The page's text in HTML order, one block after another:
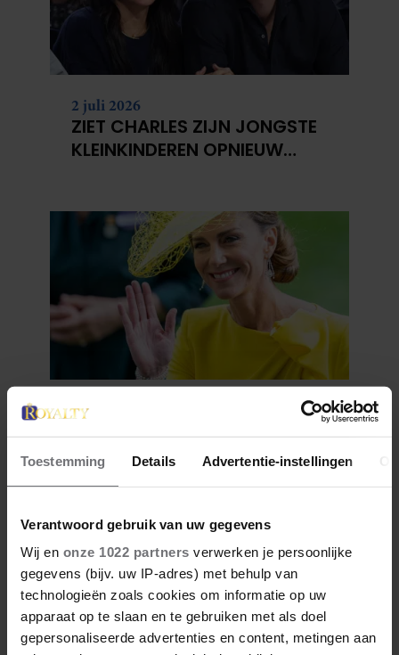
Toestemming Details Advertentie-instellingen
Verantwoord gebruik van uw gegevens
Wij en onze 1022 partners verwerken je persoonlijke
gegevens (bijv. uw IP-adres) met behulp van
technologieën zoals cookies om informatie op uw
apparaat op te slaan en te gebruiken met als doel
gepersonaliseerde advertenties en content, metingen aan
2 juli 2026
ZIET CHARLES ZIJN JONGSTE
KLEINKINDEREN OPNIEUW
29 juni 2026
PRINSES CATHERINE BEKLIMT
DRIE HOOGSTE BRITSE